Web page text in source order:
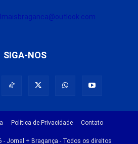
SIGA-NOS
Política de Privacidade Contato
- Jornal + Bragança - Todos os direitos